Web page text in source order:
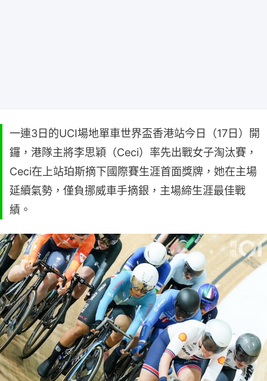
一連3日的UCI場地單車世界盃香港站今日（17日）開
鑼，港隊主將李思穎（Ceci）率先出戰女子淘汰賽，
Ceci在上站珀斯摘下國際賽生涯首面獎牌，她在主場
延續氣勢，僅負挪威車手摘銀，主場締生涯最佳戰
績。